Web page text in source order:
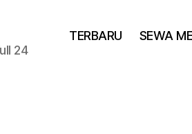
24
TERBARU SEWA